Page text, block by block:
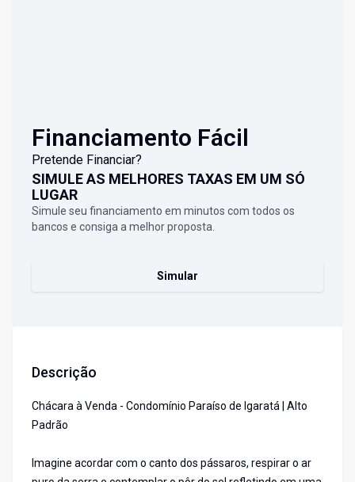
Financiamento Fácil
Pretende Financiar?
SIMULE AS MELHORES TAXAS EM UM SÓ
LUGAR
Simule seu financiamento em minutos com todos os
bancos e consiga a melhor proposta.
Simular
Descrição
Chácara à Venda - Condomínio Paraíso de Igaratá | Alto
Padrão
Imagine acordar com o canto dos pássaros, respirar o ar